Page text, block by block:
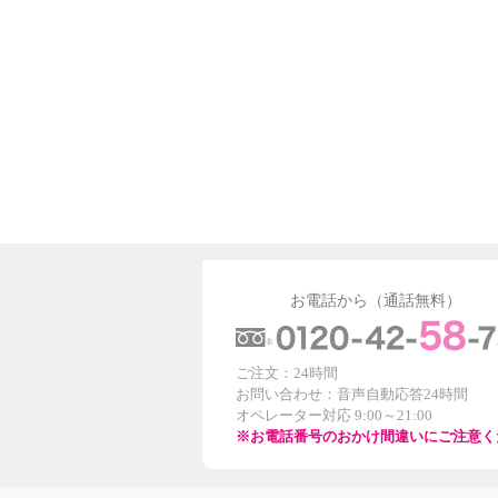
お電話から（通話無料）
ご注文：24時間
お問い合わせ：音声自動応答24時間
オペレーター対応 9:00～21:00
※お電話番号のおかけ間違いにご注意